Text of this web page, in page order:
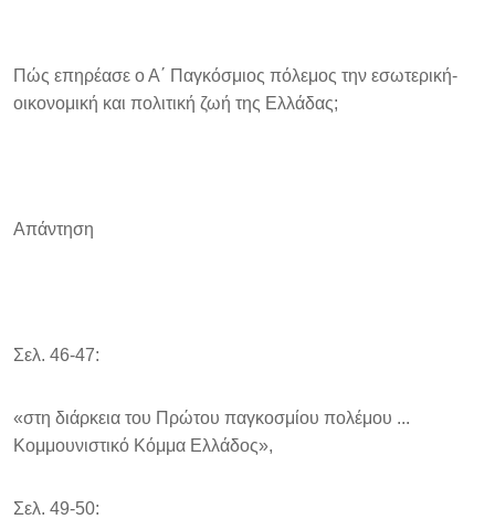
Πώς επηρέασε ο Α΄ Παγκόσμιος πόλεμος την εσωτερική-
οικονομική και πολιτική ζωή της Ελλάδας;
Απάντηση
Σελ. 46-47:
«στη διάρκεια του Πρώτου παγκοσμίου πολέμου ...
Κομμουνιστικό Κόμμα Ελλάδος»,
Σελ. 49-50: